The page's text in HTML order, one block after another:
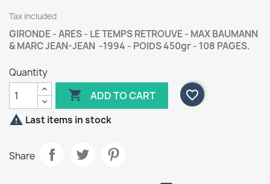
Tax included
GIRONDE - ARES - LE TEMPS RETROUVE - MAX BAUMANN
& MARC JEAN-JEAN -1994 - POIDS 450gr - 108 PAGES.
Quantity
 ADD TO CART
favorite_border
 Last items in stock
Share